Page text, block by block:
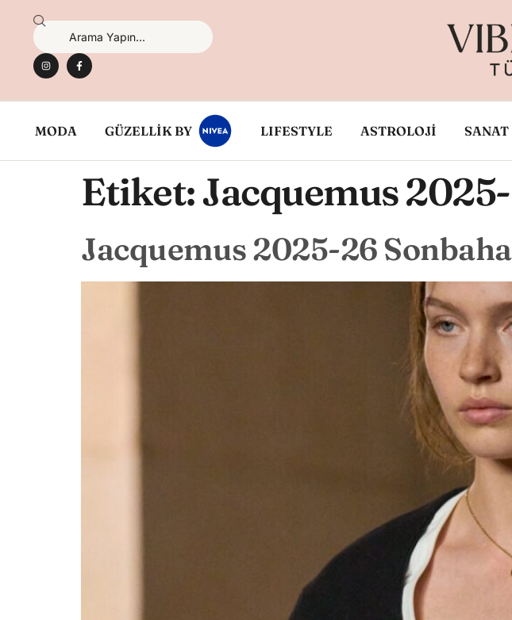
MODA GÜZELLİK BY LIFESTYLE ASTROLOJİ SANAT
Etiket:Jacquemus
Jacquemus 2025-26